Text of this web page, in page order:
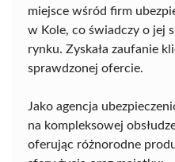
miejsce wśród firm
w Kole, co świadczy o jej
rynku. Zyskała zaufanie
sprawdzonej ofercie.
Jako agencja
na kompleksowej
oferując różnorodne